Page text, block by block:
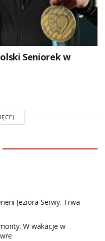
Seniorek w
Jeziora Serwy. Trwa
W wakacje w